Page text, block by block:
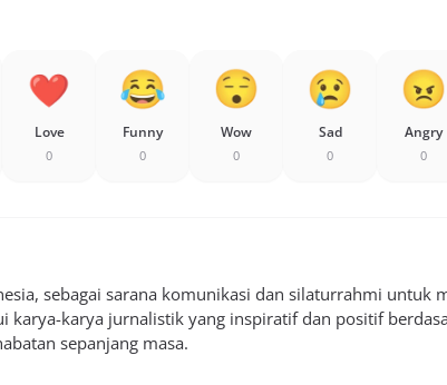
Love
0
Funny
0
Wow
0
Sad
0
Angry
0
sebagai sarana komunikasi dan silaturrahmi untuk
karya-karya jurnalistik yang inspiratif dan positif
sepanjang masa.